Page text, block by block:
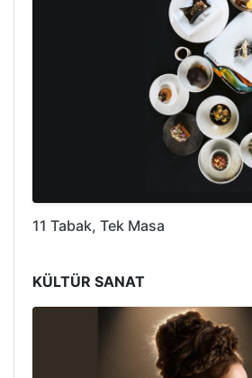
11 Tabak, Tek Masa
KÜLTÜR SANAT